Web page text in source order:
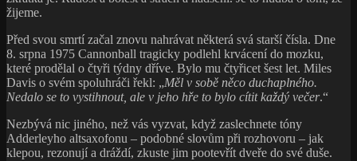
žijeme.
Před svou smrtí začal znovu nahrávat některá svá starší čísla. Dne
8. srpna 1975 Cannonball tragicky podlehl krvácení do mozku,
které prodělal o čtyři týdny dříve. Bylo mu čtyřicet šest let. Miles
Davis o svém spoluhráči řekl: „Měl v sobě něco duchaplného.
Nedalo se to vystihnout, ale v jeho hře to bylo cítit každý večer.“
Nezbývá nic jiného, než vás vyzvat, když zaslechnete tóny
Adderleyho altsaxofonu – podobné slovům při rozhovoru – jak
klepou, rezonují a dráždí, zkuste jim pootevřít dveře do své duše.